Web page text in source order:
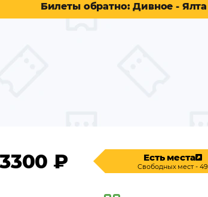
Билеты обратно: Дивное - Ялта
3300 ₽ Есть места
Свободных мест - 49